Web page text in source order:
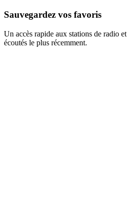
Sauvegardez vos favoris
Un accès rapide aux stations de radio
écoutés le plus récemment.